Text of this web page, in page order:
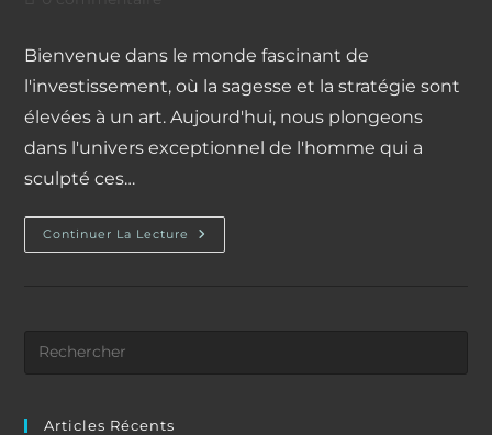
la
publication :
Bienvenue dans le monde fascinant de
l'investissement, où la sagesse et la stratégie sont
élevées à un art. Aujourd'hui, nous plongeons
dans l'univers exceptionnel de l'homme qui a
sculpté ces…
Continuer La Lecture L’Art
De
Articles Récents